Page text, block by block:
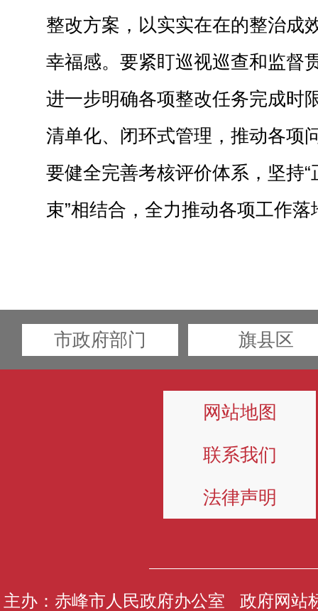
整改方案，以实实在在的整治成
幸福感。要紧盯巡视巡查和监督
进一步明确各项整改任务完成时
清单化、闭环式管理，推动各项
要健全完善考核评价体系，坚持“
束”相结合，全力推动各项工作落
市政府部门 旗县区
网站地图
联系我们
法律声明
主办：赤峰市人民政府办公室 政府网站